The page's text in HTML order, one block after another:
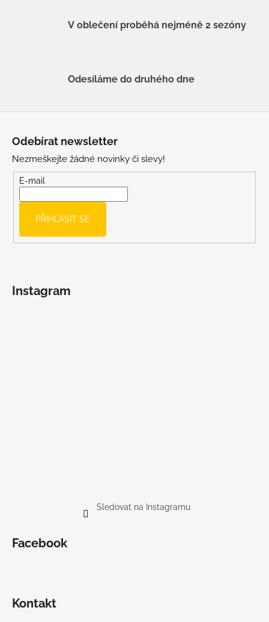
V oblečení proběhá nejméně 2 sezóny
Odesíláme do druhého dne
Odebírat newsletter
Nezmeškejte žádné novinky či slevy!
E-mail
PŘIHLÁSIT SE
Instagram
Sledovat na Instagramu
Facebook
Kontakt